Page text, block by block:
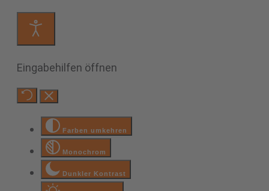
Eingabehilfen öffnen
Farben umkehren
Monochrom
Dunkler Kontrast